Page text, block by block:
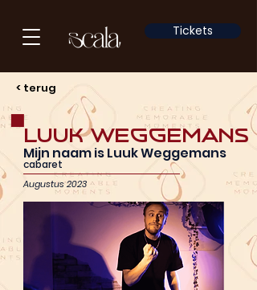
Tickets
< terug
Luuk Weggemans
Mijn naam is Luuk Weggemans
cabaret
Augustus 2023